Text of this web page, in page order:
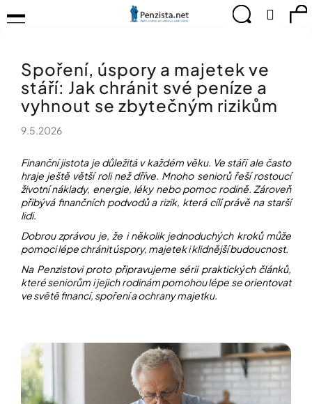
na
TIPY
PRO
PEVNÉ
ZDRAVÍ
PRO
RADOST
OBJEVUJTE
TVOŘTE
NÁMI
CHYTRÝ
PRŮVODCE
MODERNÍM
SVĚTEM
ZAŽIJTE,
CO
SE
PRÁVĚ
DĚJE
Hledat
Menu
Spoření, úspory a majetek ve
stáří: Jak chránit své peníze a
vyhnout se zbytečným rizikům
9.5.2026
Finanční jistota je důležitá v každém věku. Ve stáří ale často
hraje ještě větší roli než dříve. Mnoho seniorů řeší rostoucí
životní náklady, energie, léky nebo pomoc rodině. Zároveň
přibývá finančních podvodů a rizik, která cílí právě na starší
lidi.
Dobrou zprávou je, že i několik jednoduchých kroků může
pomoci lépe chránit úspory, majetek i klidnější budoucnost.
Na Penzistovi proto připravujeme sérii praktických článků,
které seniorům i jejich rodinám pomohou lépe se orientovat
ve světě financí, spoření a ochrany majetku.
o
C
o
p
e
b
u
e
n
a